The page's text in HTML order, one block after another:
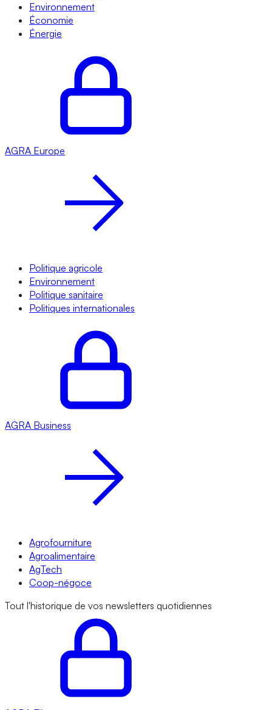
Environnement
Économie
Énergie
AGRA Europe
Politique agricole
Environnement
Politique sanitaire
Politiques internationales
AGRA Business
Agrofourniture
Agroalimentaire
AgTech
Coop-négoce
Tout l'historique de vos newsletters quotidiennes